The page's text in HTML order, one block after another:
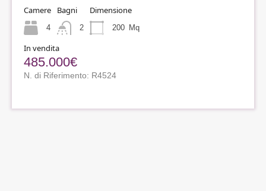
Camere
4
Bagni
2
Dimensione
200 Mq
In vendita
485.000€
N. di Riferimento: R4524